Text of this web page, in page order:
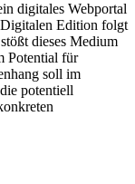
digitales Webportal
Digitalen Edition folgt
dieses Medium
Potential für
soll im
potentiell